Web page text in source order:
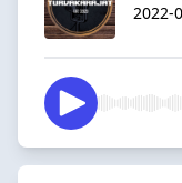
2022-